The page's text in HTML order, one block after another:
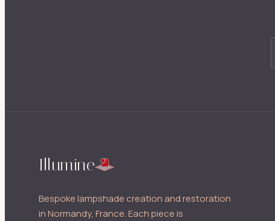
Illumine
Bespoke lampshade creation and restoration
in Normandy, France. Each piece is